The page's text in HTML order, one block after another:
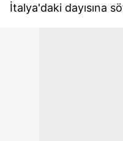
İtalya'daki dayısına